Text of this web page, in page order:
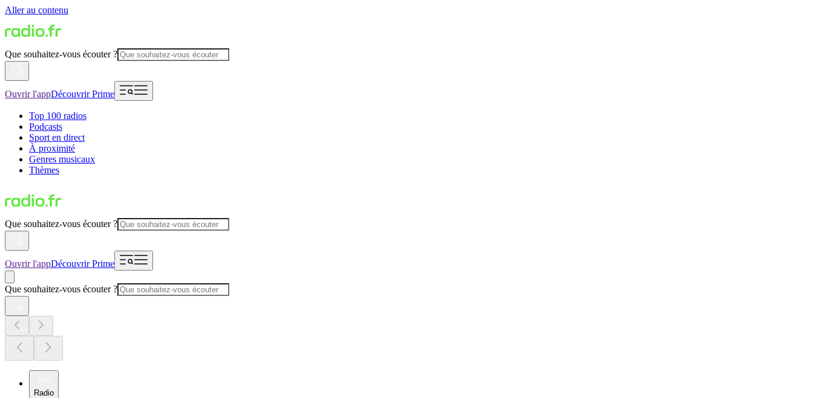
Aller au contenu
Que souhaitez-vous écouter ?
Ouvrir l'appDécouvrir Prime
Top 100 radios
Podcasts
Sport en direct
À proximité
Genres musicaux
Thèmes
Que souhaitez-vous écouter ?
Ouvrir l'appDécouvrir Prime
Que souhaitez-vous écouter ?
Radio